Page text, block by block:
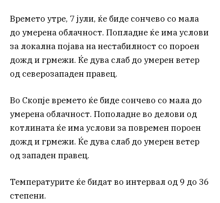
Времето утре, 7 јули, ќе биде сончево со мала
до умерена облачност. Попладне ќе има услови
за локална појава на нестабилност со пороен
дожд и грмежи. Ќе дува слаб до умерен ветер
од северозападен правец.
Во Скопје времето ќе биде сончево со мала до
умерена облачност. Пополадне во делови од
котлината ќе има услови за повремен пороен
дожд и грмежи. Ќе дува слаб до умерен ветер
од западен правец.
Температурите ќе бидат во интервал од 9 до 36
степени.